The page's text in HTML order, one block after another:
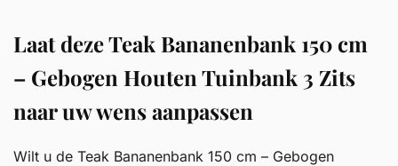
Laat deze Teak Bananenbank 150 cm
– Gebogen Houten Tuinbank 3 Zits
naar uw wens aanpassen
Wilt u de Teak Bananenbank 150 cm – Gebogen